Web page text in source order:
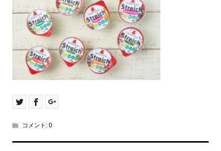
コメント: 0